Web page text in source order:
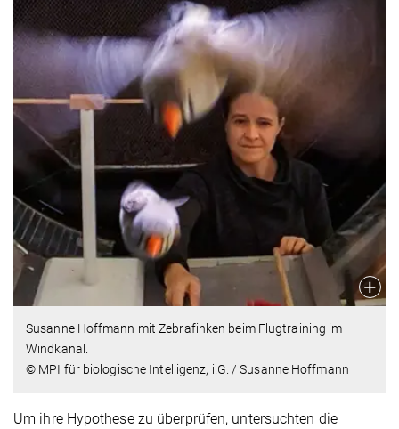
Susanne Hoffmann mit Zebrafinken beim Flugtraining im
Windkanal.
© MPI für biologische Intelligenz, i.G. / Susanne Hoffmann
Um ihre Hypothese zu überprüfen, untersuchten die